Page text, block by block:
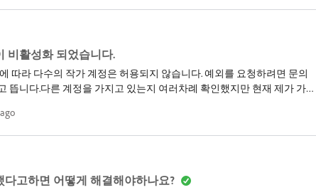
비활성화 되었습니다.
따라 다수의 작가 계정은 허용되지 않습니다. 예외를 요청하려면 문의
뜹니다.다른 계정을 가지고 있는지 여러차례 확인했지만 현재 제가 가지
의를 통해 해당 사항에 대한 글을 남겨도 이미 활성화된 계정이 있을 수
여러 adobe id 에 연결되어 있다이 2가지 모두 저의 계정에 해당사항이
결책이 있다면 확인하고 싶습니다.
고하면 어떻게 해결해야하나요?